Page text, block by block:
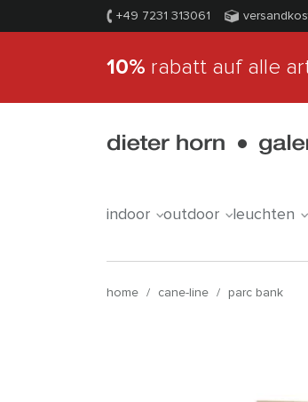
+49 7231 313061
10% rabatt auf alle
indoor outdoor leuchten
home / cane-line / parc bank